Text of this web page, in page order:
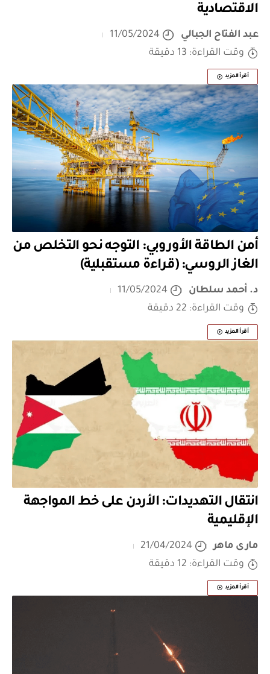
الاقتصادية
عبد الفتاح الجبالي
11/05/2024
وقت القراءة: 13 دقيقة
أقرأ المزيد
أمن الطاقة الأوروبي: التوجه نحو التخلص من
الغاز الروسي: (قراءة مستقبلية)
د. أحمد سلطان
11/05/2024
وقت القراءة: 22 دقيقة
أقرأ المزيد
انتقال التهديدات: الأردن على خط المواجهة
الإقليمية
مارى ماهر
21/04/2024
وقت القراءة: 12 دقيقة
أقرأ المزيد